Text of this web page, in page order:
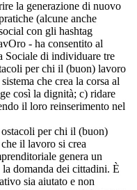
la generazione di nuovo
(alcune anche
con gli hashtag
- ha consentito al
Sociale di individuare tre
per chi il (buon) lavoro
che crea la corsa al
così la dignità; c) ridare
il loro reinserimento nel
per chi il (buon)
il lavoro si crea
genera un
domanda dei cittadini. È
sia aiutato e non